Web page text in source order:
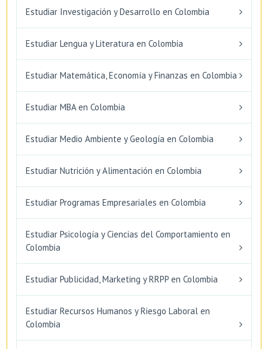
Estudiar Investigación y Desarrollo en Colombia
Estudiar Lengua y Literatura en Colombia
Estudiar Matemática, Economía y Finanzas en Colombia
Estudiar MBA en Colombia
Estudiar Medio Ambiente y Geología en Colombia
Estudiar Nutrición y Alimentación en Colombia
Estudiar Programas Empresariales en Colombia
Estudiar Psicología y Ciencias del Comportamiento en
Colombia
Estudiar Publicidad, Marketing y RRPP en Colombia
Estudiar Recursos Humanos y Riesgo Laboral en
Colombia